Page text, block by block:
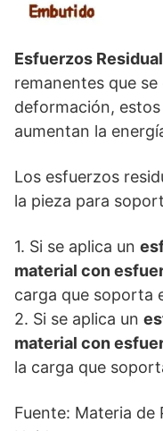
Esfuerzos
remanentes que
deformación,
aumentan la
Los esfuerzos
la pieza para
1. Si se aplica un
material con
carga que soporta
2. Si se aplica un
material con
la carga que
Fuente: Materia de